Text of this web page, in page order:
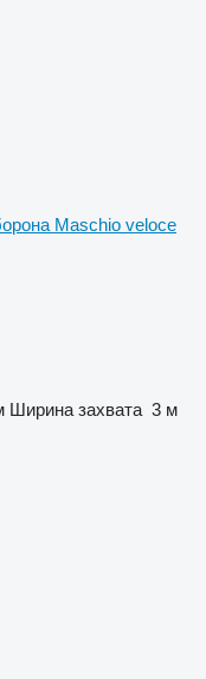
Maschio veloce
Ширина захвата 3 м